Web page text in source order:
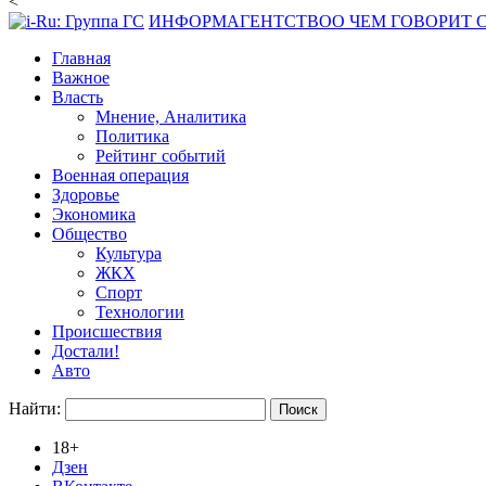
ИНФОРМАГЕНТСТВОО ЧЕМ ГОВОРИТ
Главная
Важное
Власть
Мнение, Аналитика
Политика
Рейтинг событий
Военная операция
Здоровье
Экономика
Общество
Культура
ЖКХ
Спорт
Технологии
Происшествия
Достали!
Авто
Найти:
18+
Дзен